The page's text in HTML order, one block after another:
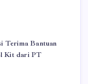
Terima Bantuan
Kit dari PT